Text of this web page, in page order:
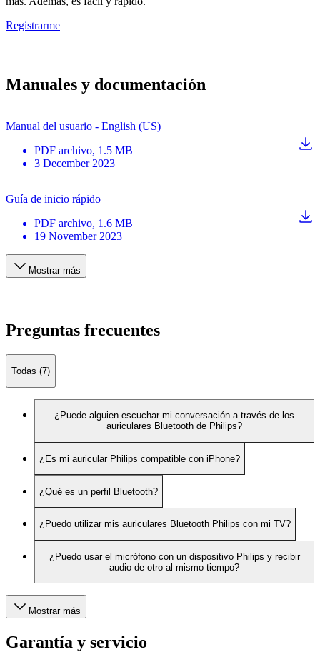
Registrarme
Manuales y documentación
Manual del usuario - English (US)
PDF archivo, 1.5 MB
3 December 2023
Guía de inicio rápido
PDF archivo, 1.6 MB
19 November 2023
Mostrar más
Preguntas frecuentes
Todas (7)
¿Puede alguien escuchar mi conversación a través de los
auriculares Bluetooth de Philips?
¿Es mi auricular Philips compatible con iPhone?
¿Qué es un perfil Bluetooth?
¿Puedo utilizar mis auriculares Bluetooth Philips con mi TV?
¿Puedo usar el micrófono con un dispositivo Philips y recibir
audio de otro al mismo tiempo?
Mostrar más
Garantía y servicio